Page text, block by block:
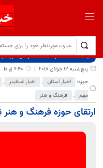
برگ نخست نوشته‌ها
ارتقای حوزه
پنج‌شنبه 12 جولای 2018
6:40 ق.ظ
حوزه:
اخبار استان , اخبار اسلایدر ,
مهم , فرهنگ و هنر
ارتقای حوزه فرهنگ و